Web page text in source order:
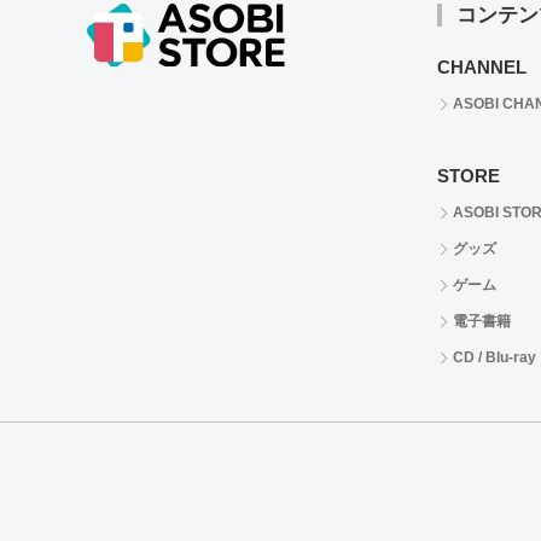
コンテ
CHANNEL
ASOBI
STORE
ASOBI
グッズ
ゲーム
電子書籍
CD / Blu-ray